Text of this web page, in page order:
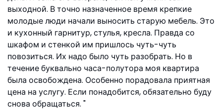
выходной. В точно назначенное время крепкие
молодые люди начали выносить старую мебель. Это
и кухонный гарнитур, стулья, кресла. Правда со
шкафом и стенкой им пришлось чуть-чуть
повозиться. Их надо было чуть разобрать. Но в
течение буквально часа-полутора моя квартира
была освобождена. Особенно порадовала приятная
цена на услугу. Если понадобится, обязательно буду
снова обращаться.